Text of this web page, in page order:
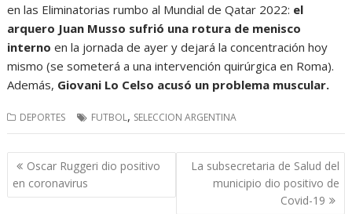
en las Eliminatorias rumbo al Mundial de Qatar 2022: el
arquero Juan Musso sufrió una rotura de menisco
interno en la jornada de ayer y dejará la concentración hoy
mismo (se someterá a una intervención quirúrgica en Roma).
Además, Giovani Lo Celso acusó un problema muscular.
DEPORTES FUTBOL, SELECCION ARGENTINA
Navegación
de
entradas
Oscar Ruggeri dio positivo
en coronavirus
La subsecretaria de Salud del
municipio dio positivo de
Covid-19